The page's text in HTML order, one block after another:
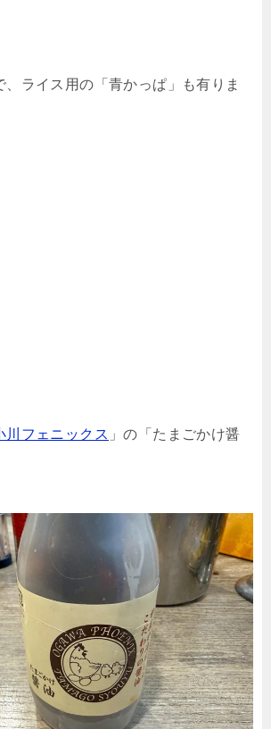
、ライス用の「青かっぱ」も有りま
川フェニックス 」の「たまごかけ醤